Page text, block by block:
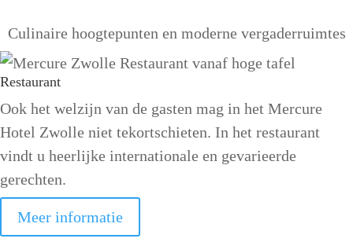
Culinaire hoogtepunten en moderne vergaderruimtes
Restaurant
Ook het welzijn van de gasten mag in het Mercure
Hotel Zwolle niet tekortschieten. In het restaurant
vindt u heerlijke internationale en gevarieerde
gerechten.
Meer informatie